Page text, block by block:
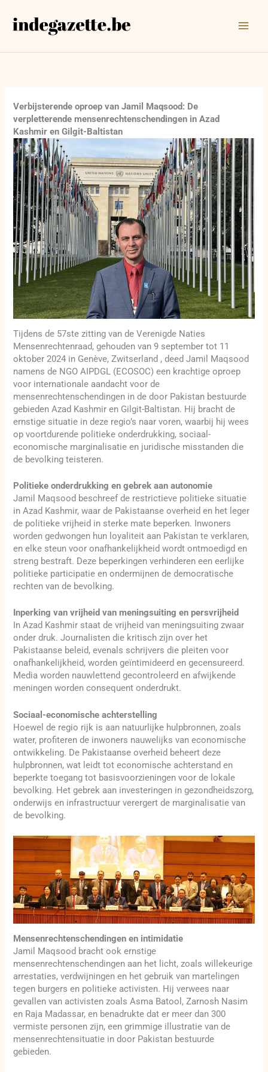
naar
Verbijsterende oproep van Jamil Maqsood: De
verpletterende mensenrechtenschendingen in Azad
Kashmir en Gilgit-Baltistan
Tijdens de 57ste zitting van de Verenigde Naties
Mensenrechtenraad, gehouden van 9 september tot 11
oktober 2024 in Genève, Zwitserland , deed Jamil Maqsood
namens de NGO AIPDGL (ECOSOC) een krachtige oproep
voor internationale aandacht voor de
mensenrechtenschendingen in de door Pakistan bestuurde
gebieden Azad Kashmir en Gilgit-Baltistan. Hij bracht de
ernstige situatie in deze regio’s naar voren, waarbij hij wees
op voortdurende politieke onderdrukking, sociaal-
economische marginalisatie en juridische misstanden die
de bevolking teisteren.
Politieke onderdrukking en gebrek aan autonomie
Jamil Maqsood beschreef de restrictieve politieke situatie
in Azad Kashmir, waar de Pakistaanse overheid en het leger
de politieke vrijheid in sterke mate beperken. Inwoners
worden gedwongen hun loyaliteit aan Pakistan te verklaren,
en elke steun voor onafhankelijkheid wordt ontmoedigd en
streng bestraft. Deze beperkingen verhinderen een eerlijke
politieke participatie en ondermijnen de democratische
rechten van de bevolking.
Inperking van vrijheid van meningsuiting en persvrijheid
In Azad Kashmir staat de vrijheid van meningsuiting zwaar
onder druk. Journalisten die kritisch zijn over het
Pakistaanse beleid, evenals schrijvers die pleiten voor
onafhankelijkheid, worden geïntimideerd en gecensureerd.
Media worden nauwlettend gecontroleerd en afwijkende
meningen worden consequent onderdrukt.
Sociaal-economische achterstelling
Hoewel de regio rijk is aan natuurlijke hulpbronnen, zoals
water, profiteren de inwoners nauwelijks van economische
ontwikkeling. De Pakistaanse overheid beheert deze
hulpbronnen, wat leidt tot economische achterstand en
beperkte toegang tot basisvoorzieningen voor de lokale
bevolking. Het gebrek aan investeringen in gezondheidszorg,
onderwijs en infrastructuur verergert de marginalisatie van
de bevolking.
Mensenrechtenschendingen en intimidatie
Jamil Maqsood bracht ook ernstige
mensenrechtenschendingen aan het licht, zoals willekeurige
arrestaties, verdwijningen en het gebruik van martelingen
tegen burgers en politieke activisten. Hij verwees naar
gevallen van activisten zoals Asma Batool, Zarnosh Nasim
en Raja Madassar, en benadrukte dat er meer dan 300
vermiste personen zijn, een grimmige illustratie van de
mensenrechtensituatie in door Pakistan bestuurde
gebieden.